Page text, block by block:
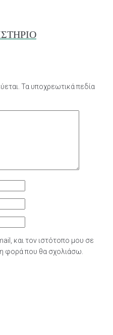
Τα υποχρεωτικά πεδία
και τον ιστότοπο μου σε
φορά που θα σχολιάσω.